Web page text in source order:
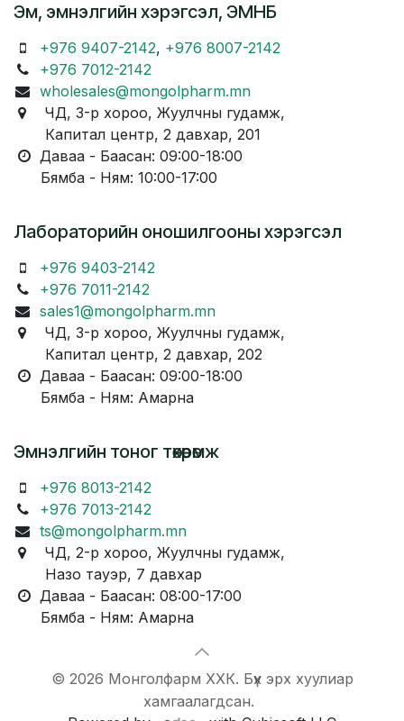
Эм, эмнэлгийн хэрэгсэл, ЭМНБ
+976 9407-2142, +976 8007-2142
+976 7012-2142
wholesales@mongolpharm.mn
ЧД, 3-р хороо, Жуулчны гудамж,
Капитал центр, 2 давхар, 201
Даваа - Баасан: 09:00-18:00
Бямба - Ням: 10:00-17:00
Лабораторийн оношилгооны хэрэгсэл
+976 9403-2142
+976 7011-2142
sales1@mongolpharm.mn
ЧД, 3-р хороо, Жуулчны гудамж,
Капитал центр, 2 давхар, 202
Даваа - Баасан: 09:00-18:00
Бямба - Ням: Амарна
Эмнэлгийн тоног төхөөрөмж
+976 8013-2142
+976 7013-2142
ts@mongolpharm.mn
ЧД, 2-р хороо, Жуулчны гудамж,
Назо тауэр, 7 давхар
Даваа - Баасан: 08:00-17:00
Бямба - Ням: Амарна
© 2026 Монголфарм ХХК. Бүх эрх хуулиар
хамгаалагдсан.